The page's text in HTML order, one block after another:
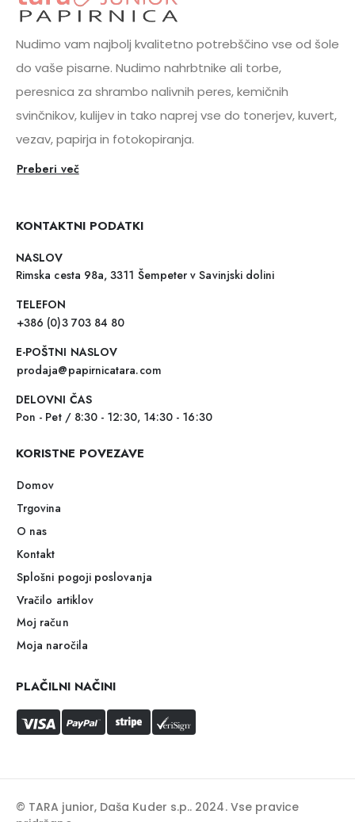
Nudimo vam najbolj kvalitetno potrebščino vse od šole
do vaše pisarne. Nudimo nahrbtnike ali torbe,
peresnica za shrambo nalivnih peres, kemičnih
svinčnikov, kulijev in tako naprej vse do tonerjev, kuvert,
vezav, papirja in fotokopiranja.
Preberi več
KONTAKTNI PODATKI
NASLOV
Rimska cesta 98a, 3311 Šempeter v Savinjski dolini
TELEFON
+386 (0)3 703 84 80
E-POŠTNI NASLOV
prodaja@papirnicatara.com
DELOVNI ČAS
Pon - Pet / 8:30 - 12:30, 14:30 - 16:30
KORISTNE POVEZAVE
Domov
Trgovina
O nas
Kontakt
Splošni pogoji poslovanja
Vračilo artiklov
Moj račun
Moja naročila
PLAČILNI NAČINI
© TARA junior, Daša Kuder s.p.. 2024. Vse pravice